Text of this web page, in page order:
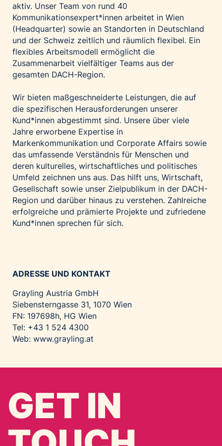
Palfinger AG
Polestar
REXEL Austria
Starbucks
Superbrands Austria
Vollpension
win2day
Wolt
woom bikes
Kontakt
aktiv. Unser Team von rund 40
Kommunikationsexpert*innen arbeitet in Wien
(Headquarter) sowie an Standorten in Deutschland
und der Schweiz zeitlich und räumlich flexibel. Ein
flexibles Arbeitsmodell ermöglicht die
Zusammenarbeit vielfältiger Teams aus der
gesamten DACH-Region.
Wir bieten maßgeschneiderte Leistungen, die auf
die spezifischen Herausforderungen unserer
Kund*innen abgestimmt sind. Unsere über viele
Jahre erworbene Expertise in
Markenkommunikation und Corporate Affairs sowie
das umfassende Verständnis für Menschen und
deren kulturelles, wirtschaftliches und politisches
Umfeld zeichnen uns aus. Das hilft uns, Wirtschaft,
Gesellschaft sowie unser Zielpublikum in der DACH-
Region und darüber hinaus zu verstehen. Zahlreiche
erfolgreiche und prämierte Projekte und zufriedene
Kund*innen sprechen für sich.
ADRESSE UND KONTAKT
Grayling Austria GmbH
Siebensterngasse 31, 1070 Wien
FN: 197698h, HG Wien
Tel: +43 1 524 4300
Web: www.grayling.at
GET IN